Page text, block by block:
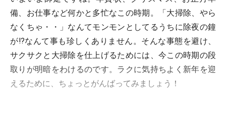
備、お仕事など何かと多忙なこの時期。「大掃除、やら
なくちゃ・・」なんてモンモンとしてるうちに除夜の鐘
が!?なんて事も珍しくありません。そんな事態を避け、
サクサクと大掃除を仕上げるためには、今この時期の段
取りが明暗をわけるのです。ラクに気持ちよく新年を迎
えるために、ちょっとがんばってみましょう！